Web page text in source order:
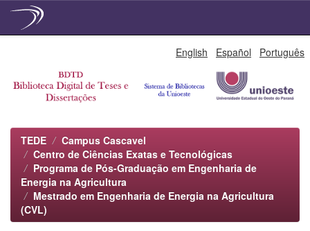
English Español Português
TEDE
Campus Cascavel
Centro de Ciências Exatas e Tecnológicas
Programa de Pós-Graduação em Engenharia de
Energia na Agricultura
Mestrado em Engenharia de Energia na Agricultura
(CVL)